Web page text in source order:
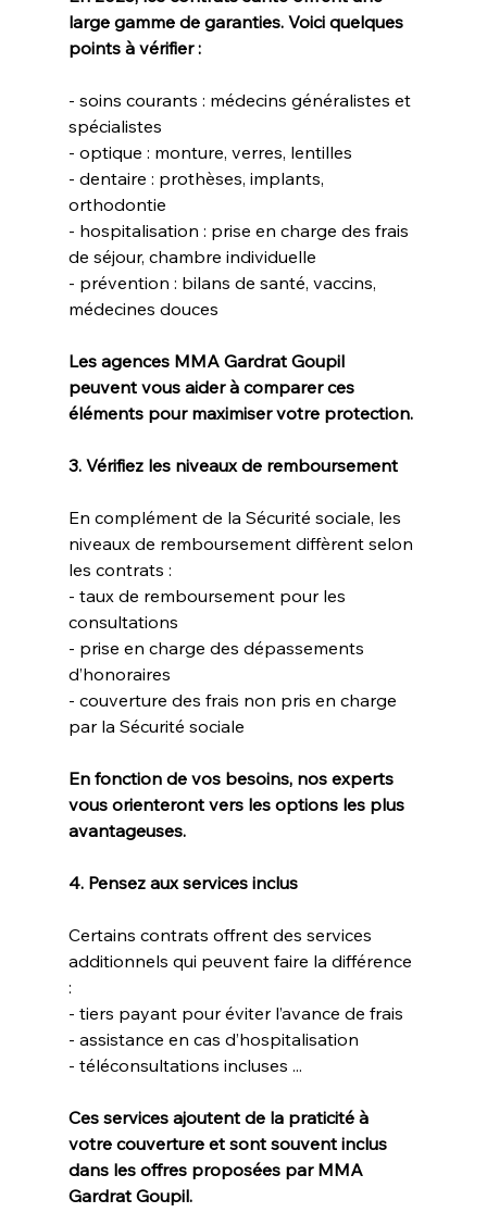
large gamme de garanties. Voici quelques
points à vérifier :
- soins courants : médecins généralistes et
spécialistes
- optique : monture, verres, lentilles
- dentaire : prothèses, implants,
orthodontie
- hospitalisation : prise en charge des frais
de séjour, chambre individuelle
- prévention : bilans de santé, vaccins,
médecines douces
Les agences MMA Gardrat Goupil
peuvent vous aider à comparer ces
éléments pour maximiser votre protection.
3. Vérifiez les niveaux de remboursement
En complément de la Sécurité sociale, les
niveaux de remboursement diffèrent selon
les contrats :
- taux de remboursement pour les
consultations
- prise en charge des dépassements
d’honoraires
- couverture des frais non pris en charge
par la Sécurité sociale
En fonction de vos besoins, nos experts
vous orienteront vers les options les plus
avantageuses.
4. Pensez aux services inclus
Certains contrats offrent des services
additionnels qui peuvent faire la différence
:
- tiers payant pour éviter l’avance de frais
- assistance en cas d’hospitalisation
- téléconsultations incluses ...
Ces services ajoutent de la praticité à
votre couverture et sont souvent inclus
dans les offres proposées par MMA
Gardrat Goupil.